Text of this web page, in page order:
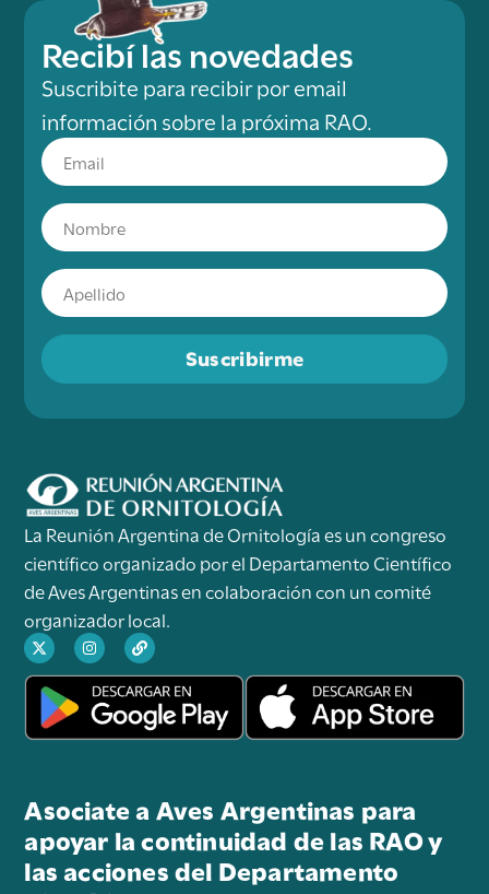
Recibí las novedades
Suscribite para recibir por email
información sobre la próxima RAO.
Suscribirme
La Reunión Argentina de Ornitología es un congreso
científico organizado por el Departamento Científico
de Aves Argentinas en colaboración con un comité
organizador local.
Asociate a Aves Argentinas para
apoyar la continuidad de las RAO y
las acciones del Departamento